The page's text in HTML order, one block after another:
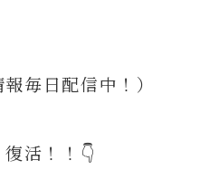
毎日配信中！）
活！！👇